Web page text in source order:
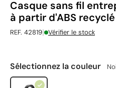
Casque sans fil
à partir d'ABS
REF. 42819| Vérifier le stock
Sélectionnez la couleur